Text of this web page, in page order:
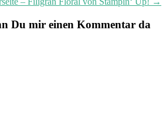
Du mir einen Kommentar da